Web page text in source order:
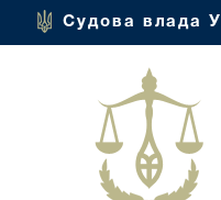
Судова влада